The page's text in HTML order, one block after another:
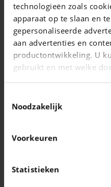
technologieën zoals
apparaat op te slaan en
gepersonaliseerde
aan advertenties en
productontwikkeling. U
gebruikt en met welke
Informatie
locatie, die tot een
Uw apparaat
scannen op specifieke
Lees meer over hoe uw
Noodzakelijk
Voorkeuren
Statistieken
257.350 EUR |